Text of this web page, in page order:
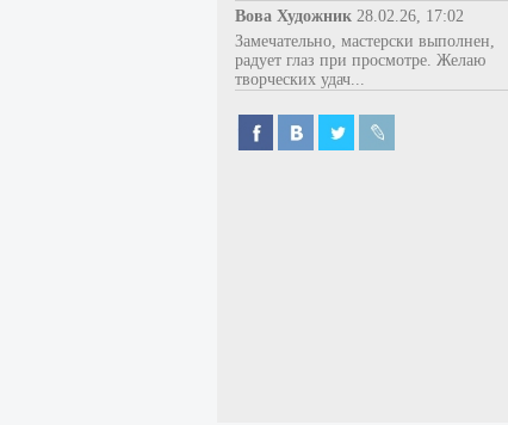
Вова Художник 28.02.26, 17:02
Замечательно, мастерски выполнен,
радует глаз при просмотре. Желаю
творческих удач...